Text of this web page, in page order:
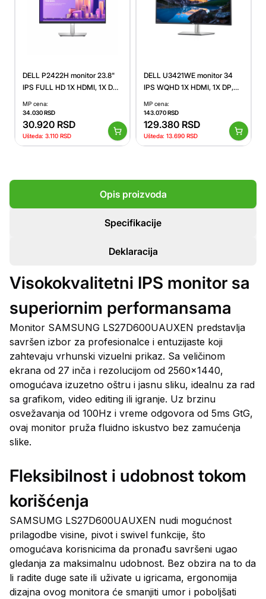
DELL P2422H monitor 23.8"
IPS FULL HD 1X HDMI, 1X DP,
1X USB TYPE C
MP cena:
34.030RSD
30.920 RSD
Ušteda: 3.110 RSD
DELL U3421WE monitor 34
IPS WQHD 1X HDMI, 1X DP,
USB.C (210-AXQL)
MP cena:
143.070RSD
129.380 RSD
Ušteda: 13.690 RSD
Opis proizvoda
Specifikacije
Deklaracija
Visokokvalitetni IPS monitor sa
superiornim performansama
Monitor SAMSUNG LS27D600UAUXEN predstavlja
savršen izbor za profesionalce i entuzijaste koji
zahtevaju vrhunski vizuelni prikaz. Sa veličinom
ekrana od 27 inča i rezolucijom od 2560x1440,
omogućava izuzetno oštru i jasnu sliku, idealnu za rad
sa grafikom, video editing ili igranje. Uz brzinu
osvežavanja od 100Hz i vreme odgovora od 5ms GtG,
ovaj monitor pruža fluidno iskustvo bez zamućenja
slike.
Fleksibilnost i udobnost tokom
korišćenja
SAMSUMG LS27D600UAUXEN nudi mogućnost
prilagodbe visine, pivot i swivel funkcije, što
omogućava korisnicima da pronađu savršeni ugao
gledanja za maksimalnu udobnost. Bez obzira na to da
li radite duge sate ili uživate u igricama, ergonomija
dizajna ovog monitora će smanjiti umor i poboljšati